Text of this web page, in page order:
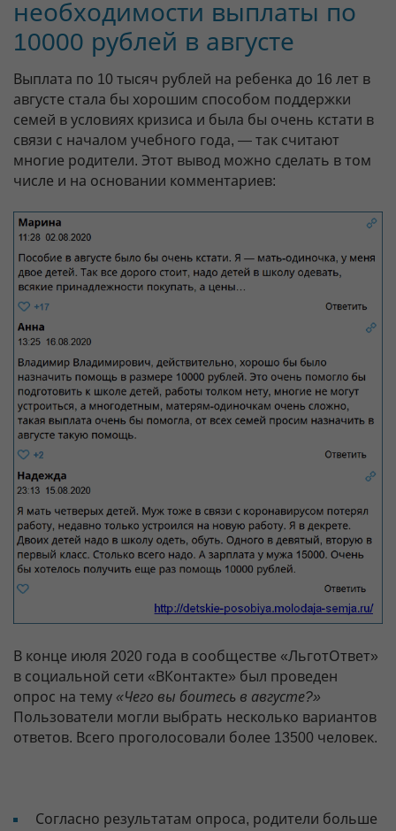
необходимости выплаты по
10000 рублей в августе
Выплата по 10 тысяч рублей на ребенка до 16 лет в
августе стала бы хорошим способом поддержки
семей в условиях кризиса и была бы очень кстати в
связи с началом учебного года, — так считают
многие родители. Этот вывод можно сделать в том
числе и на основании комментариев:
В конце июля 2020 года в сообществе «ЛьготОтвет»
в социальной сети «ВКонтакте» был проведен
опрос на тему «Чего вы боитесь в августе?»
Пользователи могли выбрать несколько вариантов
ответов. Всего проголосовали более 13500 человек.
Согласно результатам опроса, родители больше